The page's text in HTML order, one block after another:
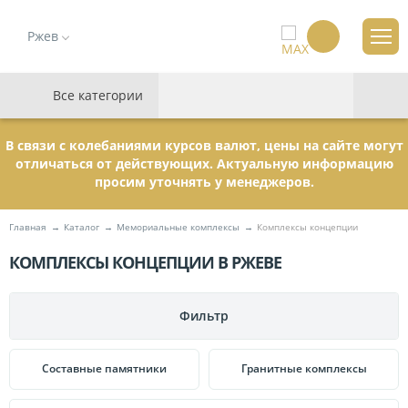
Ржев
Все категории
В связи с колебаниями курсов валют, цены на сайте могут
отличаться от действующих. Актуальную информацию
просим уточнять у менеджеров.
Главная Каталог Мемориальные комплексы Комплексы концепции
КОМПЛЕКСЫ КОНЦЕПЦИИ В РЖЕВЕ,
Фильтр
ПАМЯТНИКИ
Гранитные
111
МЕМОРИАЛЬНЫЕ КОМПЛЕКСЫ
Составные памятники Гранитные комплексы